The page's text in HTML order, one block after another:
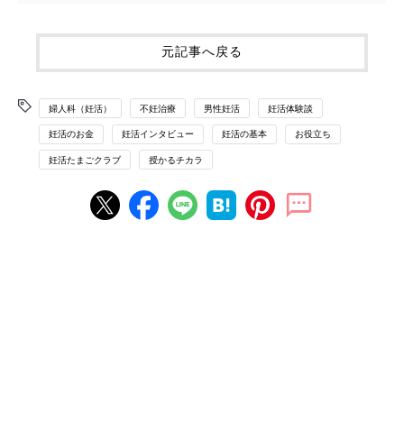
元記事へ戻る
婦人科（妊活） 不妊治療 男性妊活 妊活体験談
妊活のお金 妊活インタビュー 妊活の基本 お役立ち
妊活たまごクラブ 授かるチカラ